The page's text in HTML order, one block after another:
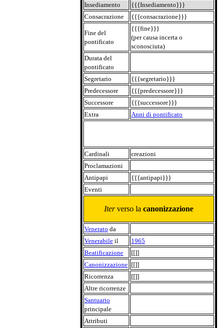
Insediamento
{{{Insediamento}}}
Consacrazione
{{{consacrazione}}}
Fine del
pontificato
{{{fine}}}
(per causa incerta o
sconosciuta)
Durata del
pontificato
Segretario
{{{segretario}}}
Predecessore
{{{predecessore}}}
Successore
{{{successore}}}
Extra
Anni di pontificato
Cardinali
creazioni
Proclamazioni
Antipapi
{{{antipapi}}}
Eventi
Iterverso la canonizzazione
Venerato da
Venerabile il
1965
Beatificazione
[[]]
Canonizzazione [[]]
Ricorrenza
[[]]
Altre ricorrenze
Santuario
principale
Attributi